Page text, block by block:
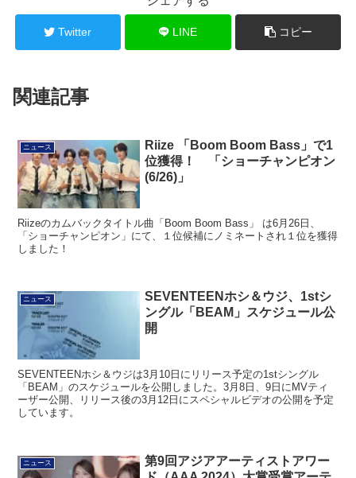
シェアする
Twitter LINE コピー
関連記事
ニュース
Riize 「Boom Boom Bass」で1
位獲得！ 「ショーチャンピオン
(6/26)」
Riizeのカムバックタイトル曲「Boom Boom Bass」 は6月26日、
「ショーチャンピオン」にて、１位候補にノミネートされ１位を獲得
しました！
ニュース
SEVENTEENホシ＆ウジ、1stシ
ングル「BEAM」スケジュール公
開
SEVENTEENホシ＆ウジは3月10日にリリース予定の1stシングル
「BEAM」のスケジュールを公開しました。3月8日、9日にMVティ
ーザー公開、リリース後の3月12日にスペシャルビデオの公開を予定
しています。
ニュース
第9回アジアアーティストアワー